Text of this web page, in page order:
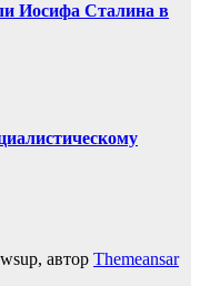
Иосифа Сталина в
автор Themeansar